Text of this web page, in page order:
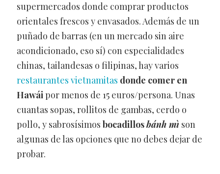
supermercados donde comprar productos
orientales frescos y envasados. Además de un
puñado de barras (en un mercado sin aire
acondicionado, eso sí) con especialidades
chinas, tailandesas o filipinas, hay varios
restaurantes vietnamitas donde comer en
Hawáipor menos de 15 euros/persona. Unas
cuantas sopas, rollitos de gambas, cerdo o
pollo, y sabrosísimos bocadillosbánh mì son
algunas de las opciones que no debes dejar de
probar.